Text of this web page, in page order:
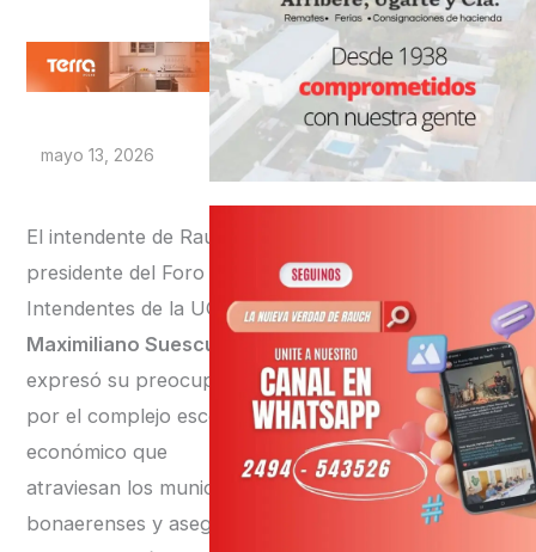
mayo 13, 2026
El intendente de Rauch y
presidente del Foro de
Intendentes de la UCR,
Maximiliano Suescun
expresó su preocupación
por el complejo escenario
económico que
atraviesan los municipios
bonaerenses y aseguró